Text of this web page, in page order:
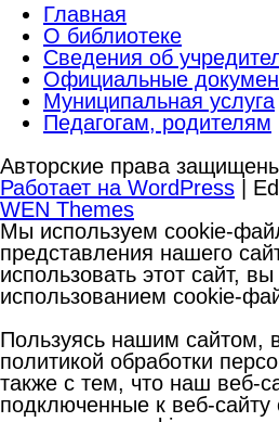
Главная
О библиотеке
Сведения об
Официальные
Муниципальная услуга
Педагогам, родителям
Авторские права
Работает на WordPress |
WEN Themes
Мы используем cookie-
представления нашего
использовать этот сайт,
использованием cookie-
Пользуясь нашим сайтом,
политикой обработки
также с тем, что наш веб-
подключенные к веб-сайту